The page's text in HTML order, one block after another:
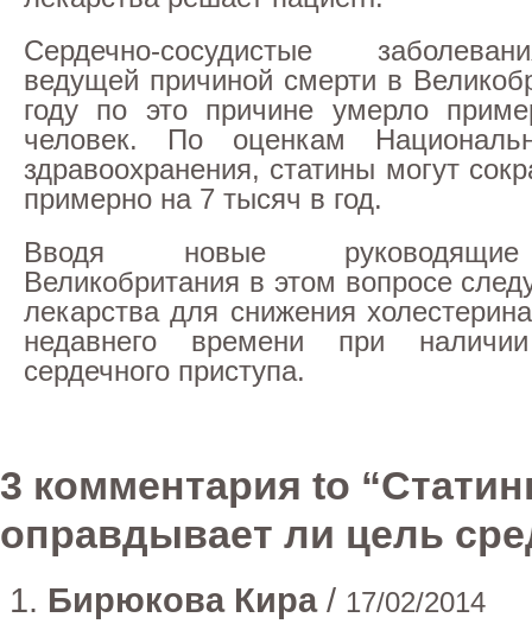
Сердечно-сосудистые
ведущей причиной смерти в
году по это причине умерло
человек. По оценкам
здравоохранения, статины могут
примерно на 7 тысяч в год.
Вводя новые
Великобритания в этом вопросе
лекарства для снижения
недавнего времени при
сердечного приступа.
3 комментария to
оправдывает ли цель
Бирюкова Кира/ 17/02/2014